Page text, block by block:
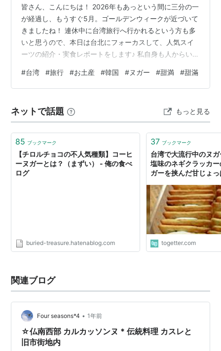
皆さん、こんにちは！ 2026年もあっという間に三分の一
が経過し、もうすぐ5月。ゴールデンウィークが近づいて
きましたね！ 連休中に台湾旅行へ行かれるという方も多
いと思うので、本日は台北にフォーカスして、人気スイ
ーツの紹介・実食レポートをします♪ 私自身も人からいた
「甜満(L'Atelier Lotus)」というお店です！ (まだ店舗には
伺えていないので、Googleの"オーナー提供"画像を引用
(牛軋餅)の専門店で、特に韓国の方に人気があるらしいで
す。 きっかけとなったのは、韓流セレブリティた…
#台湾 #旅行 #お土産 #韓国 #ヌガー #甜満 #甜滿
ネットで話題 もっと見る
85 ブックマーク
【チロルチョコの不人気種類】コーヒ
ーヌガーとは？（まずい） - 俺の食べ
ログ
buried-treasure.hatenablog.com
37 ブックマーク
台湾で大流行中のヌ
塩味のネギクラッカ
ガーを挟んだ甘じょ
す！！」
togetter.com
関連ブログ
Four seasons*4 • 1年前
☆仏南西部 カルカッソンヌ * 伝統料理 カスレと
旧市街地内